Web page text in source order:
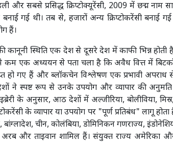
और सबसे प्रसिद्ध क्रिप्टोक्यूरेंसी, 2009 में छद्म नाम
बनाई गई थी। तब से, हजारों अन्य क्रिप्टोकरेंसी
हैं।
की कानूनी स्थिति एक देश से दूसरे देश में काफी भिन्न
कम एक अध्ययन से पता चला है कि अवैध वित्त में
हो गए हैं और ब्लॉकचेन विश्लेषण एक प्रभावी
ने स्पष्ट रूप से उनके उपयोग और व्यापार की अनुमति
के अनुसार, आठ देशों में अल्जीरिया, बोलीविया,
के व्यापार या उपयोग पर "पूर्ण प्रतिबंध" लागू
बांग्लादेश, चीन, कोलंबिया, डोमिनिकन गणराज्य,
और ताइवान शामिल हैं। संयुक्त राज्य अमेरिका